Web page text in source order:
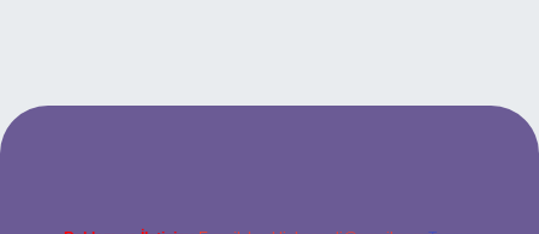
betci.co